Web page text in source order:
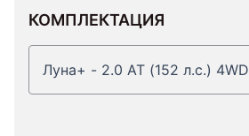
КОМПЛЕКТАЦИЯ
Луна+ - 2.0 AT (152 л.с.) 4WD